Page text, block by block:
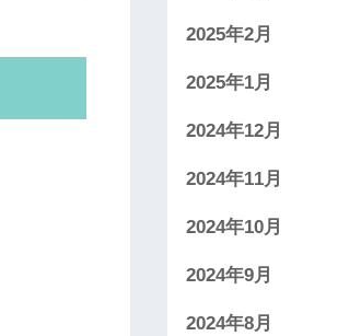
2025年2月
2025年1月
2024年12月
2024年11月
2024年10月
2024年9月
2024年8月